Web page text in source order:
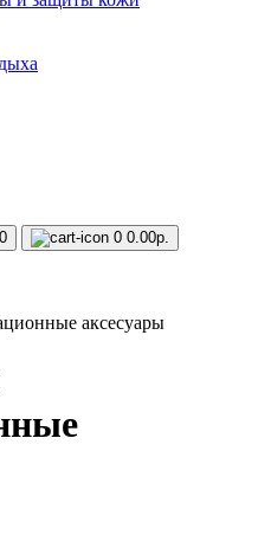
0 0 0.00р.
аксесуары